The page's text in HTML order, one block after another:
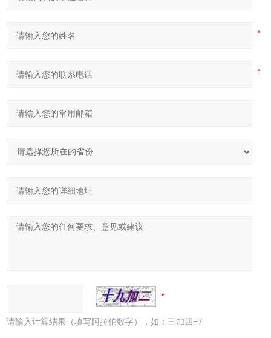
请输入计算结果（填写阿拉伯数字），如：三加四=7